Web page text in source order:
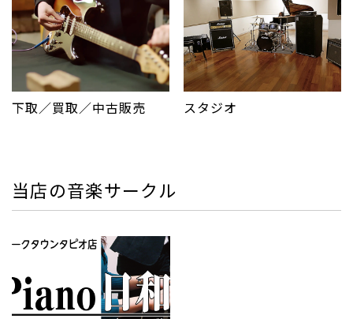
下取／買取／中古販売 スタジオ
当店の音楽サークル